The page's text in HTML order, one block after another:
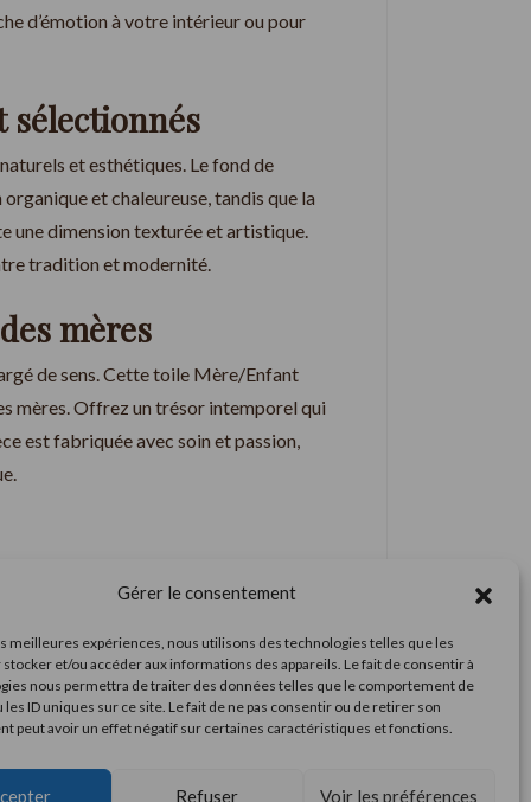
Gérer le consentement
meilleures expériences, nous utilisons des technologies telles que les
et/ou accéder aux informations des appareils. Le fait de consentir à
nous permettra de traiter des données telles que le comportement de
les ID uniques sur ce site. Le fait de ne pas consentir ou de retirer son
peut avoir un effet négatif sur certaines caractéristiques et fonctions.
Refuser Voir les préférences
d’émotion à votre intérieur ou pour
sélectionnés
et esthétiques. Le fond de
et chaleureuse, tandis que la
une dimension texturée et artistique.
tradition et modernité.
mères
de sens. Cette toile Mère/Enfant
mères. Offrez un trésor intemporel qui
est fabriquée avec soin et passion,
chaque pièce comme une création unique,